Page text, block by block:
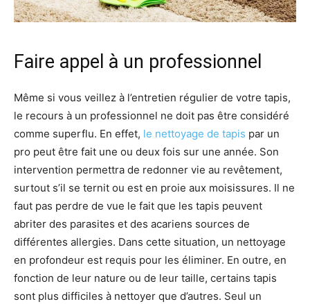
Faire appel à un professionnel
Même si vous veillez à l’entretien régulier de votre tapis,
le recours à un professionnel ne doit pas être considéré
comme superflu. En effet, le nettoyage de tapis par un
pro peut être fait une ou deux fois sur une année. Son
intervention permettra de redonner vie au revêtement,
surtout s’il se ternit ou est en proie aux moisissures. Il ne
faut pas perdre de vue le fait que les tapis peuvent
abriter des parasites et des acariens sources de
différentes allergies. Dans cette situation, un nettoyage
en profondeur est requis pour les éliminer. En outre, en
fonction de leur nature ou de leur taille, certains tapis
sont plus difficiles à nettoyer que d’autres. Seul un